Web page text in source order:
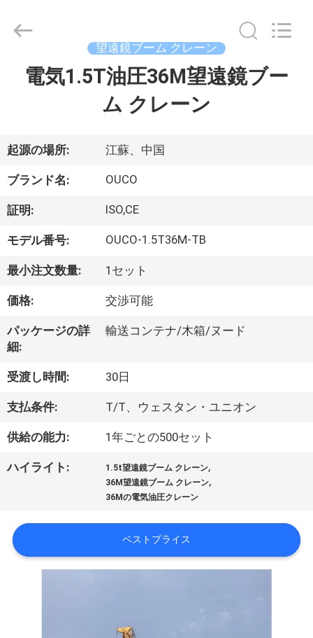
製
品
ビ
デ
VR
シ
ョ
ー
わ
し
た
2020
INTERNATIONAL
望遠鏡ブーム クレーン
電気1.5T油圧36M望遠鏡ブー
ム クレーン
起源の場所: 江蘇、中国
ブランド名: OUCO
証明: ISO,CE
モデル番号: OUCO-1.5T36M-TB
最小注文数量: 1セット
価格: 交渉可能
パッケージの詳
細:
輸送コンテナ/木箱/ヌード
受渡し時間: 30日
支払条件: T/T、ウェスタン・ユニオン
供給の能力: 1年ごとの500セット
ハイライト: 1.5t望遠鏡ブーム クレーン,
36M望遠鏡ブーム クレーン,
36Mの電気油圧クレーン
ベストプライス